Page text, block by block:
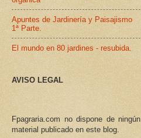
Apuntes de Jardinería y Paisajismo
1ª Parte.
El mundo en 80 jardines - resubida.
AVISO LEGAL
Fpagraria.com no dispone de ningún
material publicado en este blog.